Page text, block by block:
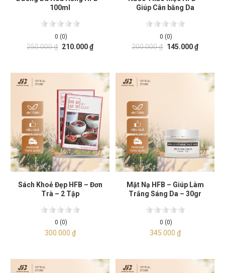
100ml
0 (0)
250.000₫ 210.000₫
Giúp Cân bằng Da
0 (0)
200.000₫ 145.000₫
Sách Khoẻ Đẹp HFB – Đơn
Trà – 2 Tập
0 (0)
300.000 ₫
Mặt Nạ HFB – Giúp Làm
Trắng Sáng Da – 30gr
0 (0)
345.000 ₫